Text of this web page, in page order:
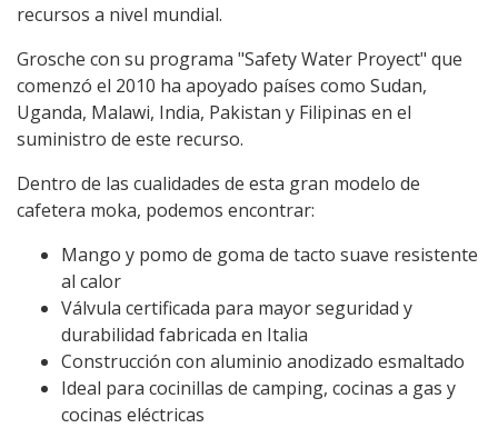
recursos a nivel mundial.
Grosche con su programa "Safety Water Proyect" que
comenzó el 2010 ha apoyado países como Sudan,
Uganda, Malawi, India, Pakistan y Filipinas en el
suministro de este recurso.
Dentro de las cualidades de esta gran modelo de
cafetera moka, podemos encontrar:
Mango y pomo de goma de tacto suave resistente
al calor
Válvula certificada para mayor seguridad y
durabilidad fabricada en Italia
Construcción con aluminio anodizado esmaltado
Ideal para cocinillas de camping, cocinas a gas y
cocinas eléctricas